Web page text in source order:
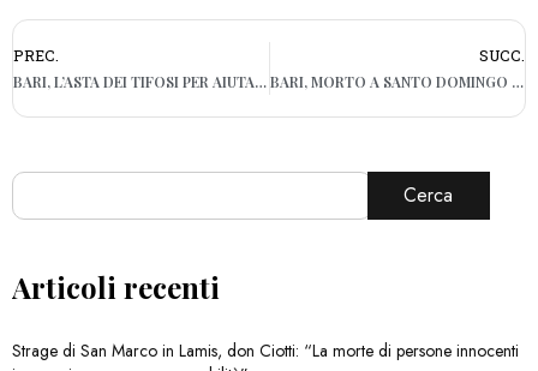
PREC.
BARI, L’ASTA DEI TIFOSI PER AIUTARE LA FAMIGLIA DELLA PICCOLA GIADA: “MAGLIA VENDUTA A 400 EURO”
SUCC.
BARI, MORTO A SANTO DOMINGO FRANCESCO CAVALLARI: IL “RE DELLE CLINICHE” AVEVA 84 ANNI
Cerca
Articoli recenti
Strage di San Marco in Lamis, don Ciotti: “La morte di persone innocenti